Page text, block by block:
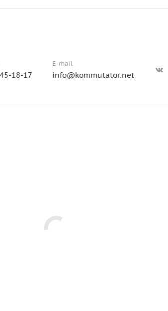
18-17
E-mail
info@kommutator.net